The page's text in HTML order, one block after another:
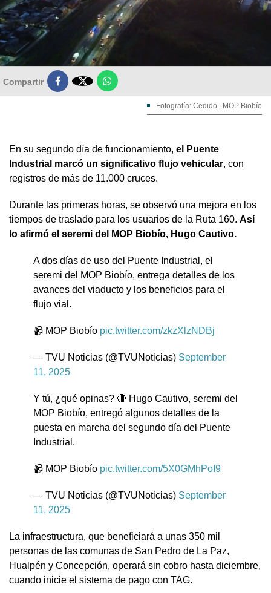
Compartir 
Fotografía: Cedido | MOP Biobío
En su segundo día de funcionamiento, el Puente
Industrial marcó un significativo flujo vehicular, con
registros de más de 11.000 cruces.
Durante las primeras horas, se observó una mejora en los
tiempos de traslado para los usuarios de la Ruta 160. Así
lo afirmó el seremi del MOP Biobío, Hugo Cautivo.
A dos días de uso del Puente Industrial, el
seremi del MOP Biobío, entrega detalles de los
avances del viaducto y los beneficios para el
flujo vial.
📹 MOP Biobío pic.twitter.com/zkzXlzNDBj
— TVU Noticias (@TVUNoticias) September
11, 2025
Y tú, ¿qué opinas? 🔴 Hugo Cautivo, seremi del
MOP Biobío, entregó algunos detalles de la
puesta en marcha del segundo día del Puente
Industrial.
📹 MOP Biobío pic.twitter.com/5X0GMhPoI9
— TVU Noticias (@TVUNoticias) September
11, 2025
La infraestructura, que beneficiará a unas 350 mil
personas de las comunas de San Pedro de La Paz,
Hualpén y Concepción, operará sin cobro hasta diciembre,
cuando inicie el sistema de pago con TAG.